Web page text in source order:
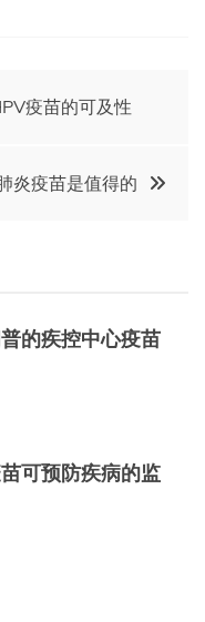
疫苗的可及性
炎疫苗是值得的
的疾控中心疫苗
可预防疾病的监